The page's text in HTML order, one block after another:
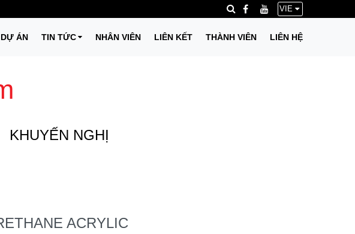
VIE
DỰ ÁN TIN TỨC NHÂN VIÊN LIÊN KẾT THÀNH VIÊN LIÊN HỆ
KHUYẾN NGHỊ
ACRYLIC